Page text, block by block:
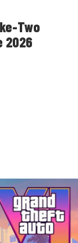
Two
2026